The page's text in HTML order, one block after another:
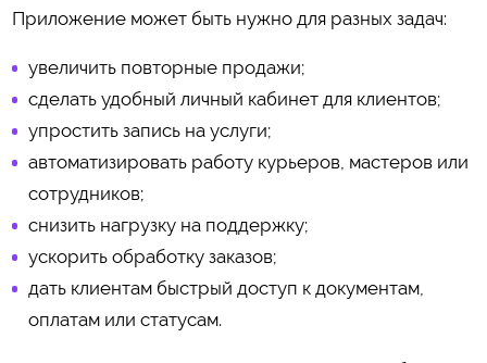
Приложение может быть нужно для разных задач:
увеличить повторные продажи;
сделать удобный личный кабинет для клиентов;
упростить запись на услуги;
автоматизировать работу курьеров, мастеров или
сотрудников;
снизить нагрузку на поддержку;
ускорить обработку заказов;
дать клиентам быстрый доступ к документам,
оплатам или статусам.